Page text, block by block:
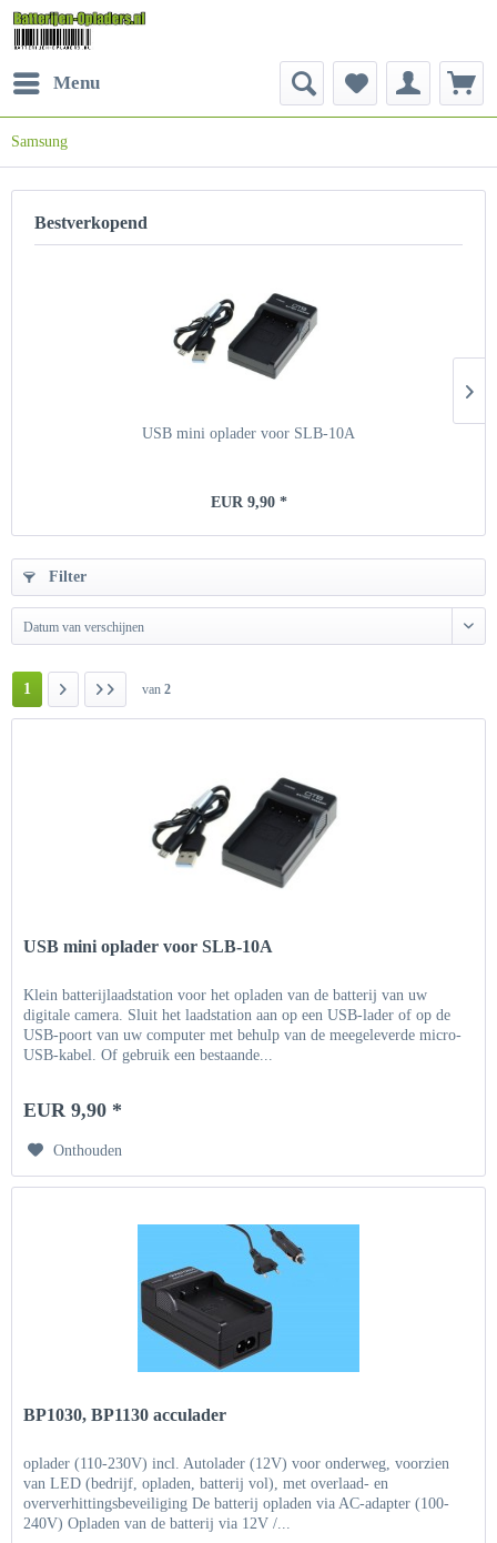
Menu
Samsung
Bestverkopend
USB mini oplader voor SLB-10A
EUR 9,90 *
Filter
Datum van verschijnen
1 van 2
USB mini oplader voor SLB-10A
Klein batterijlaadstation voor het opladen van de batterij van uw
digitale camera. Sluit het laadstation aan op een USB-lader of op de
USB-poort van uw computer met behulp van de meegeleverde micro-
USB-kabel. Of gebruik een bestaande...
EUR 9,90 *
Onthouden
BP1030, BP1130 acculader
oplader (110-230V) incl. Autolader (12V) voor onderweg, voorzien
van LED (bedrijf, opladen, batterij vol), met overlaad- en
oververhittingsbeveiliging De batterij opladen via AC-adapter (100-
240V) Opladen van de batterij via 12V /...